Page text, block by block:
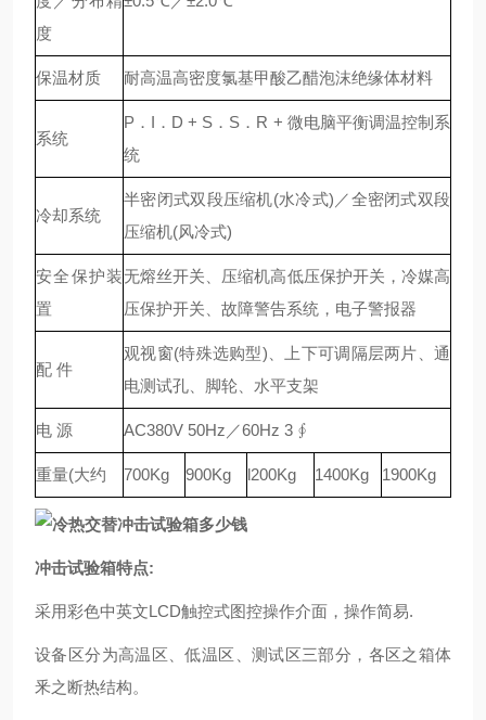
度
保温材质 耐高温高密度氯基甲酸乙醋泡沫绝缘体材料
系统
P．I．D + S．S．R + 微电脑平衡调温控制系
统
冷却系统
半密闭式双段压缩机(水冷式)／全密闭式双段
压缩机(风冷式)
安全保护装
置
无熔丝开关、压缩机高低压保护开关，冷媒高
压保护开关、故障警告系统，电子警报器
配 件
观视窗(特殊选购型)、上下可调隔层两片、通
电测试孔、脚轮、水平支架
电 源 AC380V 50Hz／60Hz 3 ∮
重量(大约 700Kg 900Kg l200Kg 1400Kg 1900Kg
冲击试验箱特点:
采用彩色中英文LCD触控式图控操作介面，操作简易.
设备区分为高温区、低温区、测试区三部分，各区之箱体
釆之断热结构。